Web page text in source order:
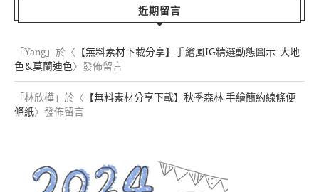
近期留言
「Yang」於〈 【無料素材下載分享】手繪風IG精選動態圖示-大地
色&莫蘭迪色〉發佈留言
「林欣樺 」於〈 【無料素材分享下載】秋季森林 手繪簡約線條便
條紙〉發佈留言